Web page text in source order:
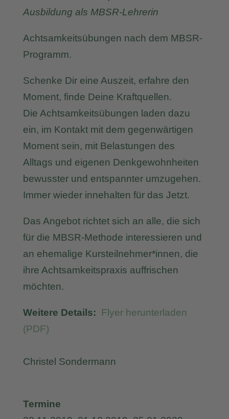
Ausbildung als MBSR-Lehrerin
Achtsamkeitsübungen nach dem MBSR-
Programm.
Schenke Dir eine Auszeit, erfahre den
Moment, finde Deine Kraftquellen.
Die Achtsamkeitsübungen laden dazu
ein, im Kontakt mit dem gegenwärtigen
Moment sein, mit Belastungen des
Alltags und eigenen Denkgewohnheiten
bewusster und entspannter umzugehen.
Immer wieder innehalten für das Jetzt.
Das Angebot richtet sich an alle, die sich
für die MBSR-Methode interessieren und
an ehemalige Kursteilnehmer*innen, die
ihre Achtsamkeitspraxis auffrischen
möchten.
Weitere Details:
Flyer herunterladen
(PDF)
Christel Sondermann
Termine